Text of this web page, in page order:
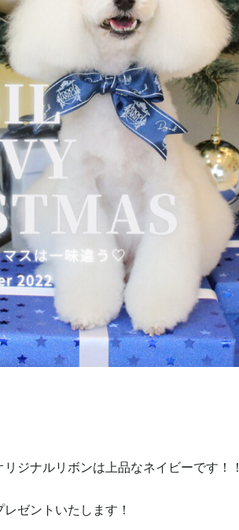
ジナルリボンは上品なネイビーです！！
ゼントいたします！